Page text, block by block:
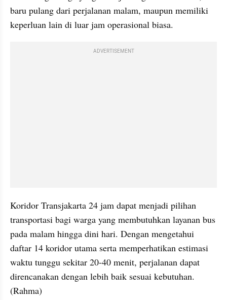
baru pulang dari perjalanan malam, maupun memiliki
keperluan lain di luar jam operasional biasa.
ADVERTISEMENT
Koridor Transjakarta 24 jam dapat menjadi pilihan
transportasi bagi warga yang membutuhkan layanan bus
pada malam hingga dini hari. Dengan mengetahui
daftar 14 koridor utama serta memperhatikan estimasi
waktu tunggu sekitar 20-40 menit, perjalanan dapat
direncanakan dengan lebih baik sesuai kebutuhan.
(Rahma)